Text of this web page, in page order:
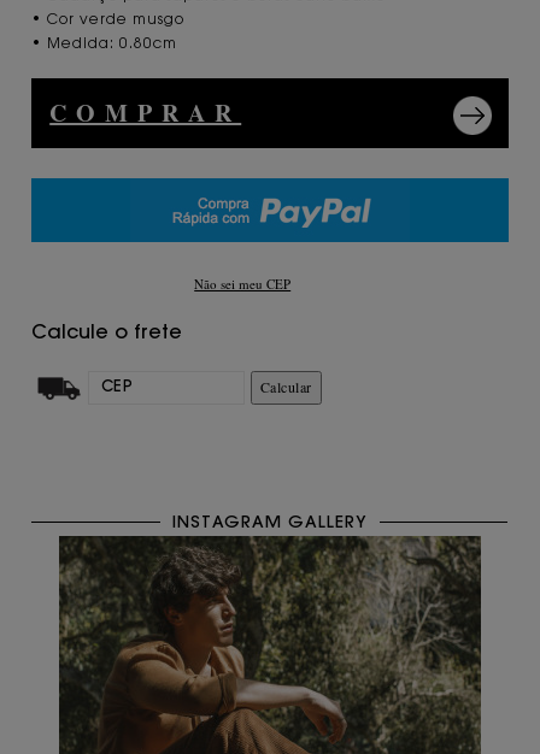
• Cor verde musgo
• Medida: 0.80cm
COMPRAR
Calcule o frete
Não sei meu CEP
Calcular
INSTAGRAM GALLERY